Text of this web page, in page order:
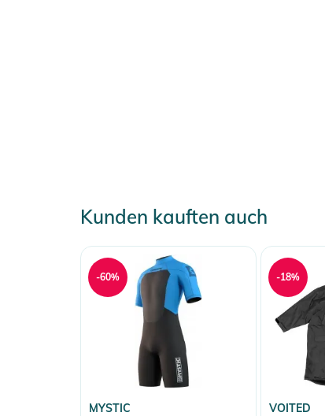
Kunden kauften auch
MYSTIC
-60%
VOITED
-18%